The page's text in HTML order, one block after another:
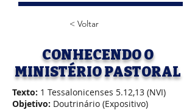
< Voltar
CONHECENDO O
MINISTÉRIO PASTORAL
Texto: 1 Tessalonicenses 5.12,13 (NVI)
Objetivo: Doutrinário (Expositivo)